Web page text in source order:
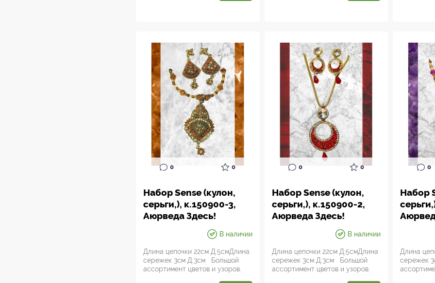
0 0
Набор Sense (кулон,
серьги,), к.150900-3,
Аюрведа Здесь!
В наличии
Длина цепочки 22см Д:5смДлина
сережек 3см Д:3см Большой
ассортимент цветов и узоров.
0 0
Набор Sense (кулон,
серьги,), к.150900-2,
Аюрведа Здесь!
В наличии
Длина цепочки 22см Д:5смДлина
сережек 3см Д:3см Большой
ассортимент цветов и узоров.
0
Набор
Длина
сережек